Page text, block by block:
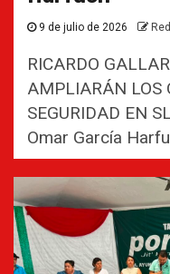
9 de julio de 2026
RICARDO
AMPLIARÁN LOS
SEGURIDAD EN
Omar García